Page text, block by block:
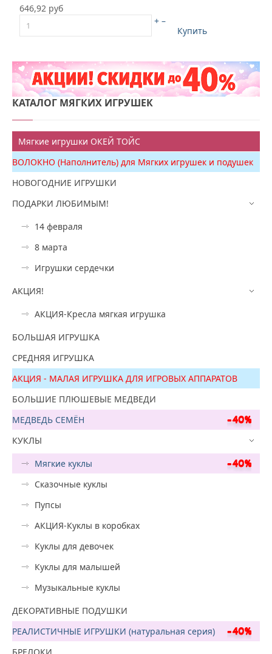
646,92 руб
+ –
Купить
КАТАЛОГ МЯГКИХ ИГРУШЕК
Мягкие игрушки ОКЕЙ ТОЙС
ВОЛОКНО (Наполнитель) для Мягких игрушек и подушек
НОВОГОДНИЕ ИГРУШКИ
ПОДАРКИ ЛЮБИМЫМ!
14 февраля
8 марта
Игрушки сердечки
АКЦИЯ!
АКЦИЯ-Кресла мягкая игрушка
БОЛЬШАЯ ИГРУШКА
СРЕДНЯЯ ИГРУШКА
АКЦИЯ - МАЛАЯ ИГРУШКА ДЛЯ ИГРОВЫХ АППАРАТОВ
БОЛЬШИЕ ПЛЮШЕВЫЕ МЕДВЕДИ
МЕДВЕДЬ СЕМЁН
КУКЛЫ
Мягкие куклы
Сказочные куклы
Пупсы
АКЦИЯ-Куклы в коробках
Куклы для девочек
Куклы для малышей
Музыкальные куклы
ДЕКОРАТИВНЫЕ ПОДУШКИ
РЕАЛИСТИЧНЫЕ ИГРУШКИ (натуральная серия)